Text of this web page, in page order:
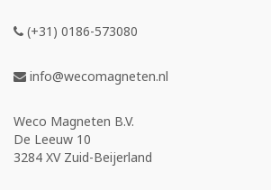
(+31) 0186-573080
info@wecomagneten.nl
Weco Magneten B.V.
De Leeuw 10
3284 XV Zuid-Beijerland